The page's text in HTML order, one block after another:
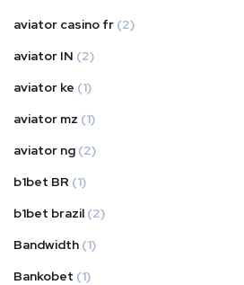
aviator casino fr (2)
aviator IN (2)
aviator ke (1)
aviator mz (1)
aviator ng (2)
b1bet BR (1)
b1bet brazil (2)
Bandwidth (1)
Bankobet (1)